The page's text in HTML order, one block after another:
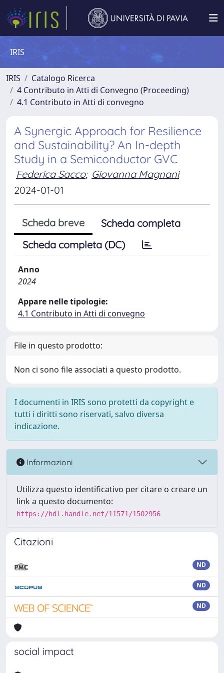
IRIS
IRIS
Catalogo Ricerca
4 Contributo in Atti di Convegno (Proceeding)
4.1 Contributo in Atti di convegno
A Synergic Approach for Resilience
and Sustainability? An In-depth
Study in a Semiconductor GVC
Federica Sacco; Giovanna Magnani
2024-01-01
Scheda breve
Scheda completa
Scheda completa (DC)
Anno
2024
Appare nelle tipologie:
4.1 Contributo in Atti di convegno
File in questo prodotto:
Non ci sono file associati a questo prodotto.
I documenti in IRIS sono protetti da copyright e
tutti i diritti sono riservati, salvo diversa
indicazione.
Informazioni
Utilizza questo identificativo per citare o creare un
link a questo documento:
https://hdl.handle.net/11571/1502956
Citazioni
ND
ND
ND
social impact